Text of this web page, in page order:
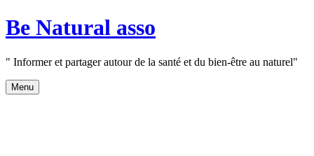
Aller
au
Be Natural asso
" Informer et partager autour de la santé et du bien-être au naturel"
Menu